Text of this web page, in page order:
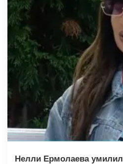
Нелли Ермолаева